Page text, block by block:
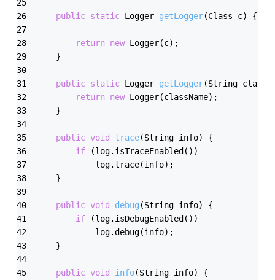
public static Logger getLogger(Class c) {
return new Logger(c);
    }
public static Logger getLogger(String
return new Logger(className);
    }
public void trace(String info)
{
if (log.isTraceEnabled())
            log.trace(info);
    }
public void debug (String info)
{
if (log.isDebugEnabled())
            log.debug(info);
    }
public void info(String info)
{